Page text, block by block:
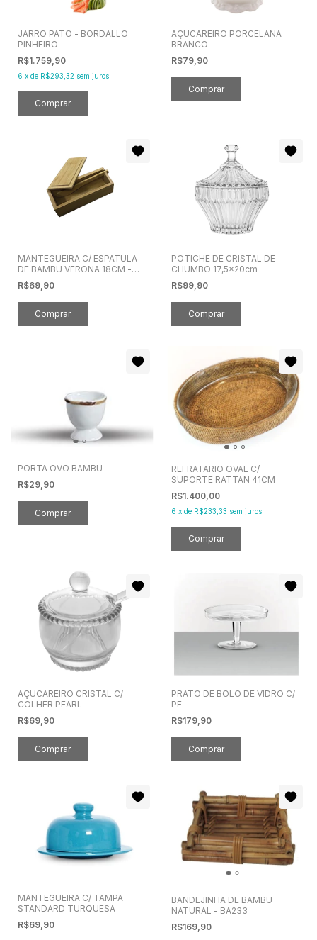
JARRO PATO - BORDALLO
PINHEIRO
R$1.759,90
6 x de R$293,32 sem juros
AÇUCAREIRO PORCELANA
BRANCO
R$79,90
MANTEGUEIRA C/ ESPATULA
DE BAMBU VERONA 18CM -
1557
R$69,90
POTICHE DE CRISTAL DE
CHUMBO 17,5x20cm
R$99,90
PORTA OVO BAMBU
R$29,90
REFRATARIO OVAL C/
SUPORTE RATTAN 41CM
R$1.400,00
6 x de R$233,33 sem juros
AÇUCAREIRO CRISTAL C/
COLHER PEARL
R$69,90
PRATO DE BOLO DE VIDRO C/
PE
R$179,90
MANTEGUEIRA C/ TAMPA
STANDARD TURQUESA
R$69,90
BANDEJINHA DE BAMBU
NATURAL - BA233
R$169,90